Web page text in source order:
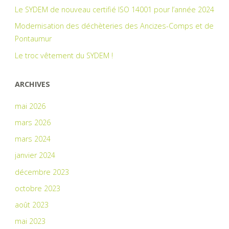
Le SYDEM de nouveau certifié ISO 14001 pour l’année 2024
Modernisation des déchèteries des Ancizes-Comps et de
Pontaumur
Le troc vêtement du SYDEM !
ARCHIVES
mai 2026
mars 2026
mars 2024
janvier 2024
décembre 2023
octobre 2023
août 2023
mai 2023